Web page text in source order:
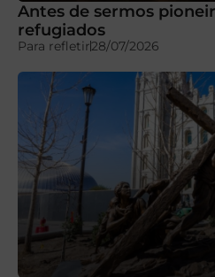
Antes de sermos
refugiados
Para refletir28/07/2026